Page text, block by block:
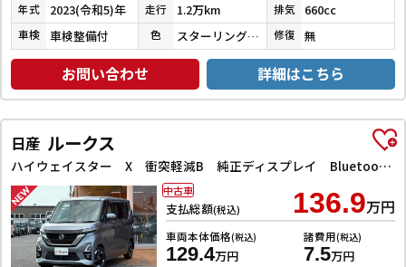
年式 2023(令和5)年 走行 1.2万km 排気 660cc
車検 車検整備付 色 スターリングシルバーメタリック 修復 無
お問い合わせ 詳細はこちら
日産 ルークス
ハイウェイスター X 衝突軽減B 純正ディスプレイ Bluetooth対応 アラウンドビューモニター ETC 両側自動ドア LEDヘッドライト フォグライト スマートキー プッシュスタート アイドリングストップ オートエア
支払総額(税込) 136.9万円
車両本体価格(税込)
129.4万円
諸費用(税込)
7.5万円
中古車